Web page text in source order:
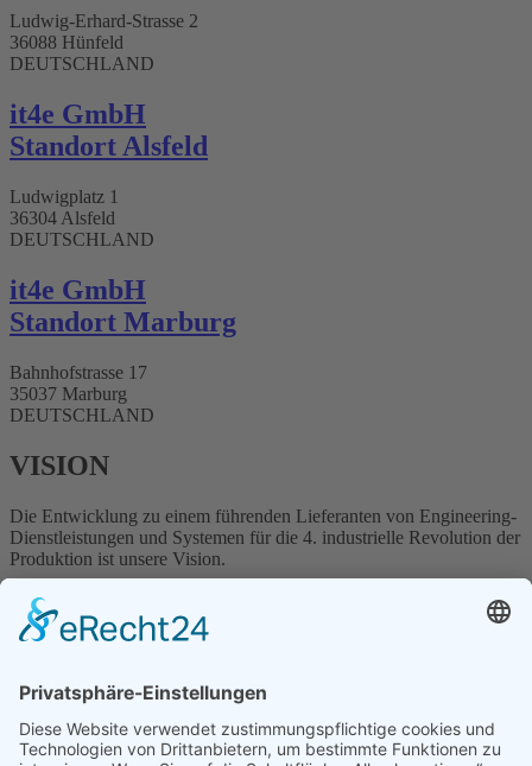
Ludwig-Erhard-Strasse 2
36088 Hünfeld
DEUTSCHLAND
it4e GmbH
Standort Alsfeld
Ludwigplatz 1
36304 Alsfeld
DEUTSCHLAND
it4e GmbH
Standort Marburg
Bahnhofstrasse 17
35037 Marburg
DEUTSCHLAND
VISION
Die Entwicklung zu einem führenden Lieferanten von Engineering-
Dienstleistungen und Systemen für die 4. industrielle Revolution der
Produktion ist unsere Vision.
ÜBER UNS
Maschinenbau- und Verpackungsindustrie ist es unser Ziel, die
Weiterentwicklung von flexiblen und intelligenten
Produktionsanlagen erfolgreich voranzutreiben.“